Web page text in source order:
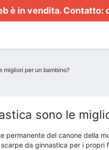
è in vendita. Contatto:
migliori per un bambino?
sono le
permanente del canone della
da ginnastica per i